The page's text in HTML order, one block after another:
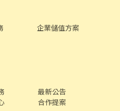
🔹 礁溪鄉 🏪 礁溪信
樓 ––––––––––––––––––––––––
💥截圖職缺文💥 私訊留
企業儲值方案
最新公告
合作提案